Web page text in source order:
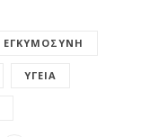
ΕΓΚΥΜΟΣΎΝΗ
ΥΓΕΊΑ